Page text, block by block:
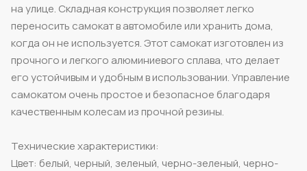
на улице. Складная конструкция позволяет легко
переносить самокат в автомобиле или хранить дома,
когда он не используется. Этот самокат изготовлен из
прочного и легкого алюминиевого сплава, что делает
его устойчивым и удобным в использовании. Управление
самокатом очень простое и безопасное благодаря
качественным колесам из прочной резины.
Технические характеристики:
Цвет: белый, черный, зеленый, черно-зеленый, черно-